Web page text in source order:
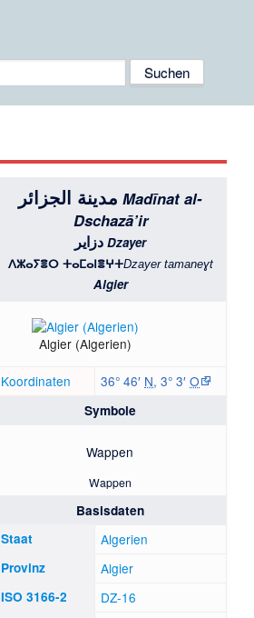
مدينة الجزائر Madīnat al-
Dschazā’ir
دزاير Dzayer
ⴷⵣⴰⵢⴻⵔ ⵜⴰⵎⴰⵏⴻⵖⵜDzayer tamaneɣt
Algier
Algier (Algerien)
Koordinaten 36° 46′ N,3° 3′O
Symbole
Wappen
Wappen
Basisdaten
Staat
Algerien
Provinz Algier
ISO 3166-2 DZ-16